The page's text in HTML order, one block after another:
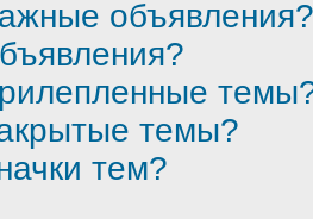
объявления?
темы?
тем?